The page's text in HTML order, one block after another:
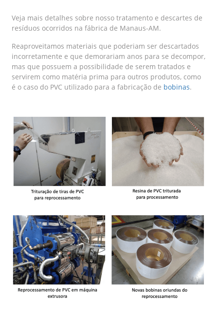
Veja mais detalhes sobre nosso tratamento e descartes de
resíduos ocorridos na fábrica de Manaus-AM.
Reaproveitamos materiais que poderiam ser descartados
incorretamente e que demorariam anos para se decompor,
mas que possuem a possibilidade de serem tratados e
servirem como matéria prima para outros produtos, como
é o caso do PVC utilizado para a fabricação de bobinas.